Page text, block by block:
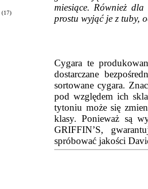
(17)
miesiące. Również
prostu wyjąć je z tuby,
Cygara te
dostarczane
sortowane cygara.
pod względem ich
tytoniu może się
klasy. Ponieważ są
GRIFFIN’S,
spróbować jakości